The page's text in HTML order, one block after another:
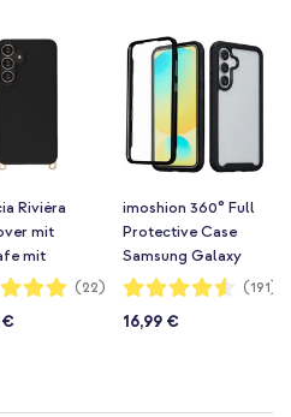
Rivièra
mit
mit
Haken
- Velvet
(22)
€
imoshion 360° Full
Protective Case
Samsung Galaxy
S25 FE - Schwarz
Bewertung:
91%
(191)
16,99 €